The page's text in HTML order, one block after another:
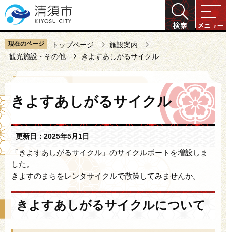
こ
の
ペ
ー
ジ
の
先
頭
で
す
現在のページ トップページ
施設案内
観光施設・その他
きよすあしがるサイクル
こ
きよすあしがるサイクル
更新日：2025年5月1日
「きよすあしがるサイクル」のサイクルポートを増設しま
した。
きよすのまちをレンタサイクルで散策してみませんか。
きよすあしがるサイクルについて